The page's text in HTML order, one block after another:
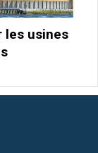
les usines